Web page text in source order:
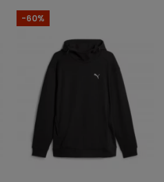
-60%